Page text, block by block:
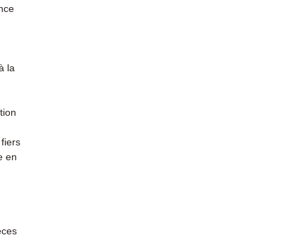
la
en